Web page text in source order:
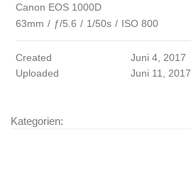
Canon EOS 1000D
63mm / ƒ/5.6 / 1/50s / ISO 800
Created
Juni 4, 2017
Uploaded
Juni 11, 2017
Kategorien: